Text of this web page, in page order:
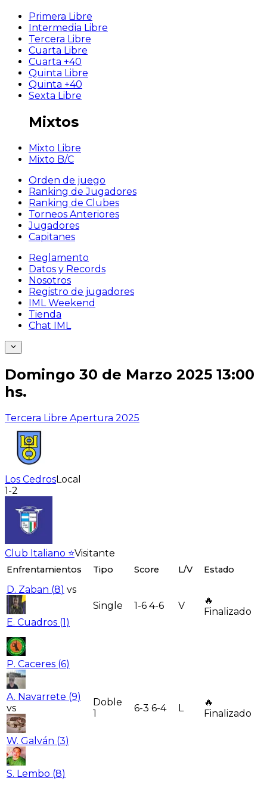
Primera Libre
Intermedia Libre
Tercera Libre
Cuarta Libre
Cuarta +40
Quinta Libre
Quinta +40
Sexta Libre
Mixtos
Mixto Libre
Mixto B/C
Orden de juego
Ranking de Jugadores
Ranking de Clubes
Torneos Anteriores
Jugadores
Capitanes
Reglamento
Datos y Records
Nosotros
Registro de jugadores
IML Weekend
Tienda
Chat IML
Domingo 30 de Marzo 2025 13:00
hs.
Tercera Libre Apertura 2025
Los CedrosLocal
1-2
Club Italiano ⭐Visitante
Enfrentamientos Tipo Score L/V Estado
D. Zaban (8) vs
E. Cuadros (1)
Single 1-6 4-6 V
🔥
Finalizado
P. Caceres (6)
A. Navarrete (9)
vs
W. Galván (3)
S. Lembo (8)
Doble
1
6-3 6-4 L
🔥
Finalizado